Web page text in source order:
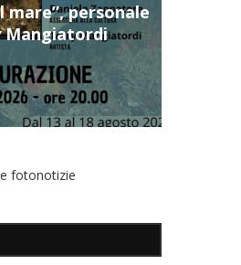
personale
fotonotizie